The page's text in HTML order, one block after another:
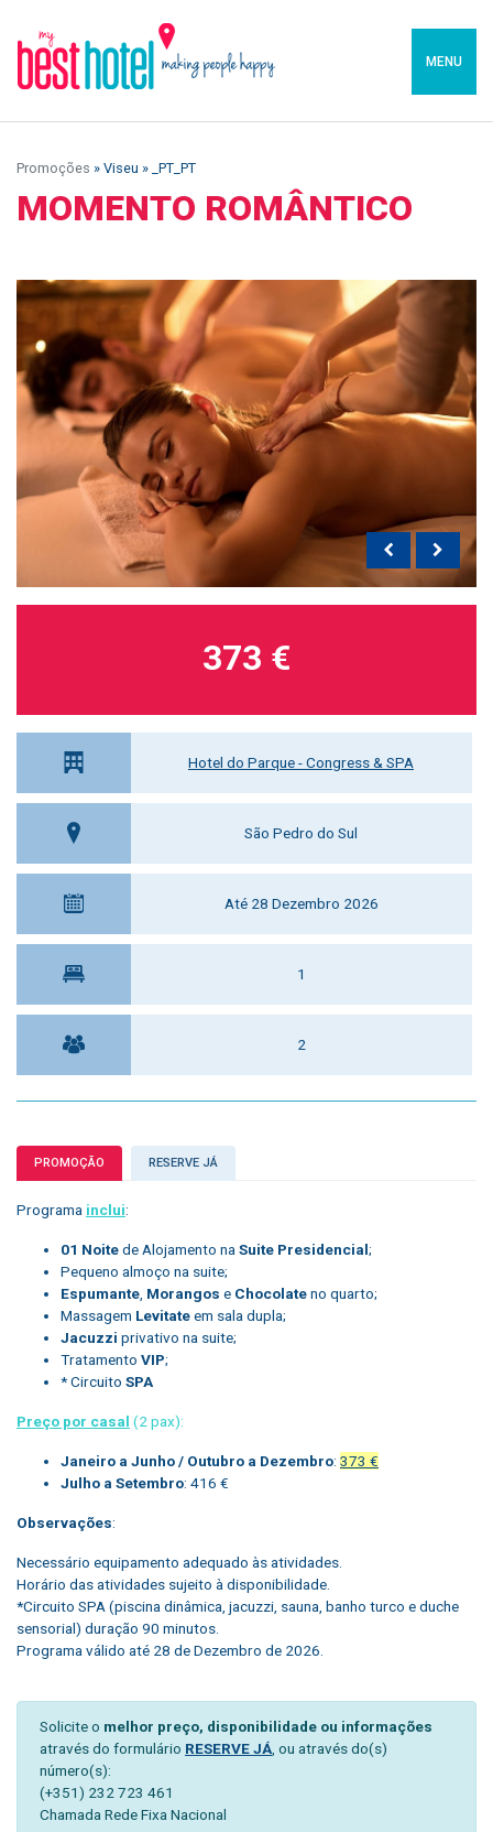
MENU
Promoções » Viseu » _PT_PT
MOMENTO ROMÂNTICO
Hotel do Parque - Congress & SPA
São Pedro do Sul
Até 28 Dezembro 2026
1
2
373 €
PROMOÇÃO RESERVE JÁ
Programa inclui:
01 Noitede Alojamento na Suite Presidencial;
Pequeno almoço na suite;
Espumante Morangos e Chocolateno quarto;
Massagem Levitateem sala dupla;
Jacuzzi privativo na suite;
Tratamento VIP;
* Circuito SPA
Preço por casal (2 pax):
Janeiro a Junho / Outubro a Dezembro: 373 €
Julho a Setembro: 416 €
Observações:
Necessário equipamento adequado às atividades.
Horário das atividades sujeito à disponibilidade.
*Circuito SPA (piscina dinâmica, jacuzzi, sauna, banho turco e duche
sensorial) duração 90 minutos.
Programa válido até 28 de Dezembro de 2026.
Solicite o melhor preço, disponibilidade ou informações
através do formulário RESERVE JÁ , ou através do(s)
número(s):
(+351) 232 723 461
Chamada Rede Fixa Nacional